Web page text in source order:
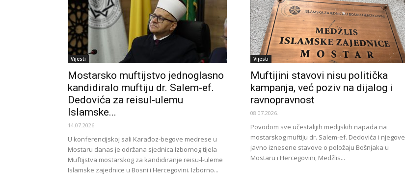
Vijesti
Mostarsko muftijstvo jednoglasno
kandidiralo muftiju dr. Salem-ef.
Dedovića za reisul-ulemu
Islamske...
14.07.2026.
U konferencijskoj sali Karađoz-begove medrese u
Mostaru danas je održana sjednica Izbornog tijela
Muftijstva mostarskog za kandidiranje reisu-l-uleme
Islamske zajednice u Bosni i Hercegovini. Izborno...
Vijesti
Muftijini stavovi nisu politička
kampanja, već poziv na dijalog i
ravnopravnost
08.07.2026.
Povodom sve učestalijih medijskih napada na
mostarskog muftiju dr. Salem-ef. Dedovića i njegove
javno iznesene stavove o položaju Bošnjaka u
Mostaru i Hercegovini, Medžlis...